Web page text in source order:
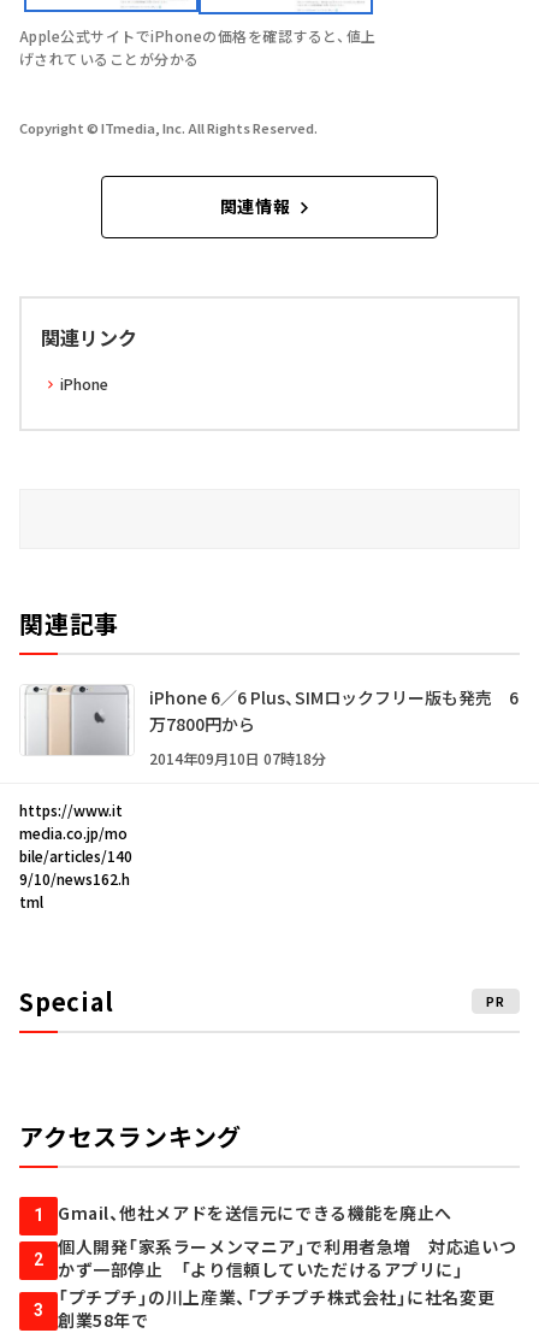
Apple公式サイトでiPhoneの価格を確認すると、値上
げされていることが分かる
Copyright © ITmedia, Inc. All Rights Reserved.
関連情報
関連リンク
iPhone
関連記事
iPhone 6／6 Plus、SIMロックフリー版も発売 6
万7800円から
2014年09月10日 07時18分
https://www.it
media.co.jp/mo
bile/articles/140
9/10/news162.h
tml
Special PR
アクセスランキング
1 Gmail、他社メアドを送信元にできる機能を廃止へ
2
個人開発「家系ラーメンマニア」で利用者急増 対応追いつ
かず一部停止 「より信頼していただけるアプリに」
3
「プチプチ」の川上産業、「プチプチ株式会社」に社名変更
創業58年で